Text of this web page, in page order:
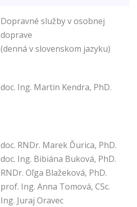
Dopravné služby v osobnej
doprave
(denná v slovenskom jazyku)
doc. Ing. Martin Kendra, PhD.
doc. RNDr. Marek Ďurica, PhD.
doc. Ing. Bibiána Buková, PhD.
RNDr. Oľga Blažeková, PhD.
prof. Ing. Anna Tomová, CSc.
Ing. Juraj Oravec